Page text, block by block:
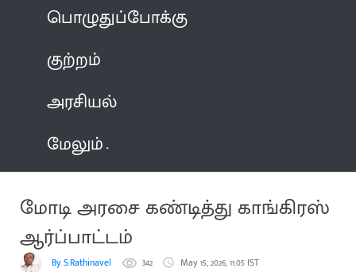
பொழுதுப்போக்கு
குற்றம்
அரசியல்
மேலும்
மோடி அரசை கண்டித்து காங்கிரஸ்
ஆர்ப்பாட்டம்
By S.Rathinavel 342 May 15, 2026, 11:05 IST